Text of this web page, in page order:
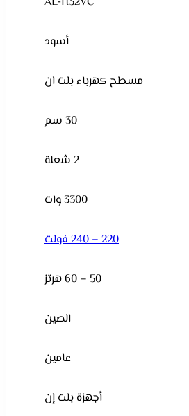
أسود
مسطح كهرباء بلت ان
30 سم
2 شعلة
3300 وات
220 – 240 فولت
50 – 60 هرتز
الصين
عامين
أجهزة بلت إن